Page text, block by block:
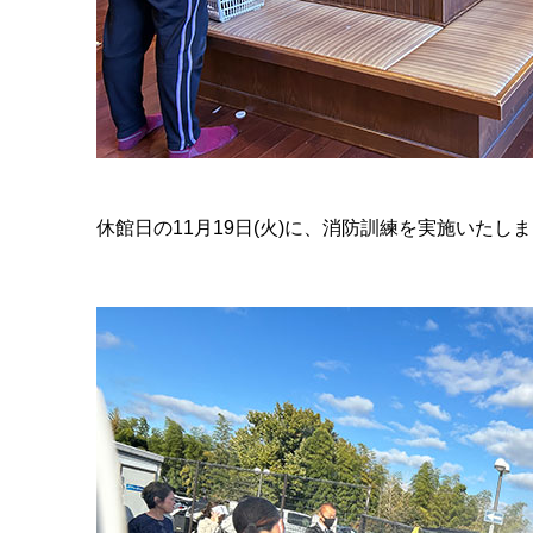
休館日の11月19日(火)に、消防訓練を実施いたし